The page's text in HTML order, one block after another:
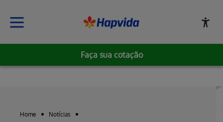
Faça sua cotação
Home Notícias